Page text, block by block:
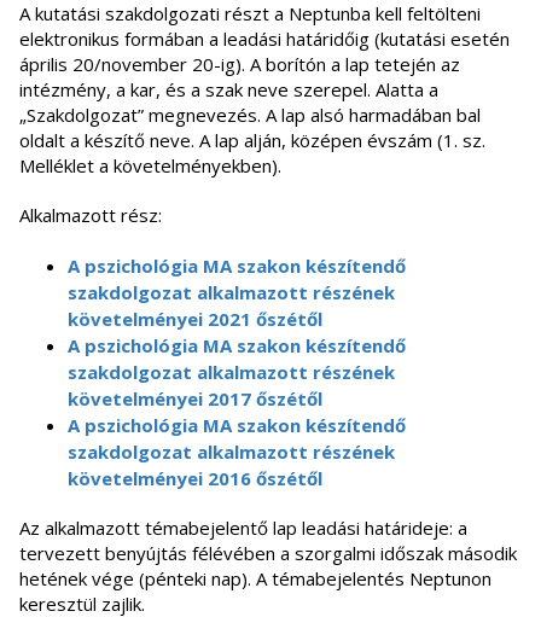
A kutatási szakdolgozati részt a Neptunba kell feltölteni
elektronikus formában a leadási határidőig (kutatási esetén
április 20/november 20-ig). A borítón a lap tetején az
intézmény, a kar, és a szak neve szerepel. Alatta a
„Szakdolgozat” megnevezés. A lap alsó harmadában bal
oldalt a készítő neve. A lap alján, középen évszám (1. sz.
Melléklet a követelményekben).
Alkalmazott rész:
A pszichológia MA szakon készítendő
szakdolgozat alkalmazott részének
követelményei 2021 őszétől
A pszichológia MA szakon készítendő
szakdolgozat alkalmazott részének
követelményei 2017 őszétől
A pszichológia MA szakon készítendő
szakdolgozat alkalmazott részének
követelményei 2016 őszétől
Az alkalmazott témabejelentő lap leadási határideje: a
tervezett benyújtás félévében a szorgalmi időszak második
hetének vége (pénteki nap). A témabejelentés Neptunon
keresztül zajlik.